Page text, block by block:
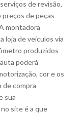
de revisão,
de peças
montadora
loja de veículos via
produzidos
poderá
cor e os
de compra
sua
site é a que